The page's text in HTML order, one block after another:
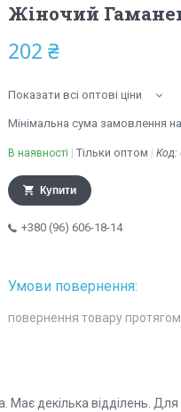
Жіночий
202 ₴
Показати всі оптові ціни
Мінімальна сума замовлення
В наявності Тільки оптом Код:
Купити
+380 (96) 606-18-14
повернення товару протягом
Має декілька відділень.